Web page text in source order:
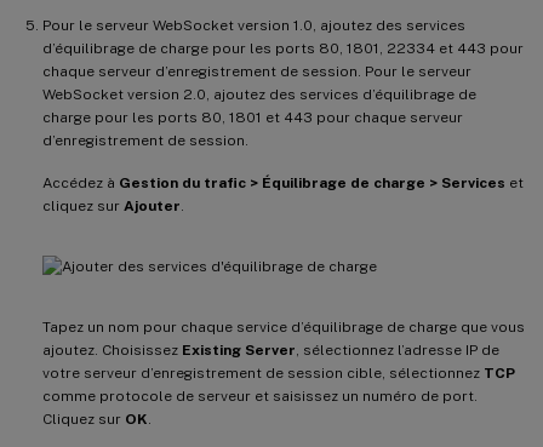
Pour le serveur WebSocket version 1.0, ajoutez des services
d’équilibrage de charge pour les ports 80, 1801, 22334 et 443 pour
chaque serveur d’enregistrement de session. Pour le serveur
WebSocket version 2.0, ajoutez des services d’équilibrage de
charge pour les ports 80, 1801 et 443 pour chaque serveur
d’enregistrement de session.
Accédez à Gestion du trafic > Équilibrage de charge > Services et
cliquez sur Ajouter
Tapez un nom pour chaque service d’équilibrage de charge que vous
ajoutez. Choisissez Existing Server , sélectionnez l’adresse IP de
votre serveur d’enregistrement de session cible, sélectionnez TCP
comme protocole de serveur et saisissez un numéro de port.
Cliquez sur OK